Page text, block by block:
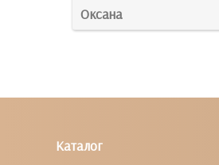
Оксана
Каталог